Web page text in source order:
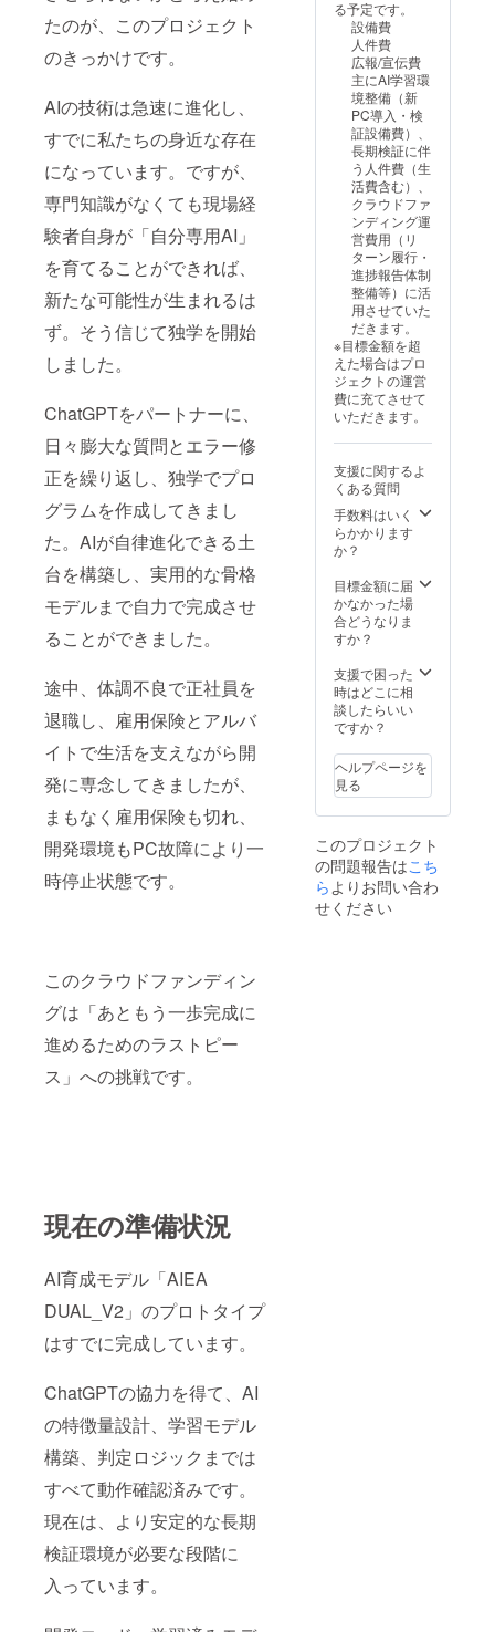
たのが、このプロジェクト
のきっかけです。
AIの技術は急速に進化し、
すでに私たちの身近な存在
になっています。ですが、
専門知識がなくても現場経
験者自身が「自分専用AI」
を育てることができれば、
新たな可能性が生まれるは
ず。そう信じて独学を開始
しました。
ChatGPTをパートナーに、
日々膨大な質問とエラー修
正を繰り返し、独学でプロ
グラムを作成してきまし
た。AIが自律進化できる土
台を構築し、実用的な骨格
モデルまで自力で完成させ
ることができました。
途中、体調不良で正社員を
退職し、雇用保険とアルバ
イトで生活を支えながら開
発に専念してきましたが、
まもなく雇用保険も切れ、
開発環境もPC故障により一
時停止状態です。
このクラウドファンディン
グは「あともう一歩完成に
進めるためのラストピー
ス」への挑戦です。
現在の準備状況
AI育成モデル「AIEA
DUAL_V2」のプロトタイプ
はすでに完成しています。
ChatGPTの協力を得て、AI
の特徴量設計、学習モデル
構築、判定ロジックまでは
すべて動作確認済みです。
現在は、より安定的な長期
検証環境が必要な段階に
入っています。
る予定です。
設備費
人件費
広報/宣伝費
主にAI学習環
境整備（新
PC導入・検
証設備費）、
長期検証に伴
う人件費（生
活費含む）、
クラウドファ
ンディング運
営費用（リ
ターン履行・
進捗報告体制
整備等）に活
用させていた
だきます。
※目標金額を超
えた場合はプロ
ジェクトの運営
費に充てさせて
いただきます。
支援に関するよ
くある質問
手数料はいく
らかかります
か？
目標金額に届
かなかった場
合どうなりま
すか？
支援で困った
時はどこに相
談したらいい
ですか？
ヘルプページを
見る
このプロジェクト
の問題報告はこち
ら よりお問い合わ
せください